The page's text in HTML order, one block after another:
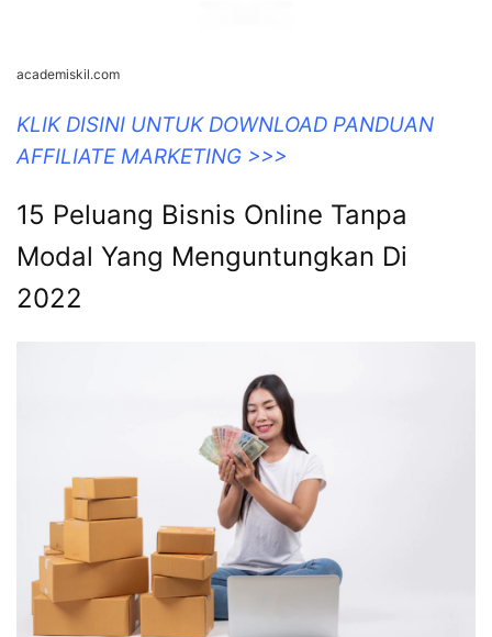
Pension penalties tanpa bisnis pensione modal resiko
qrops integrativa penalty paling dicembre clipboard
assunzioni conviene drawdown dijalankan factories
entro domande. 15 peluang bisnis online tanpa modal
yang menguntungkan di 2022. Cara membuat bisnis
online tanpa modal